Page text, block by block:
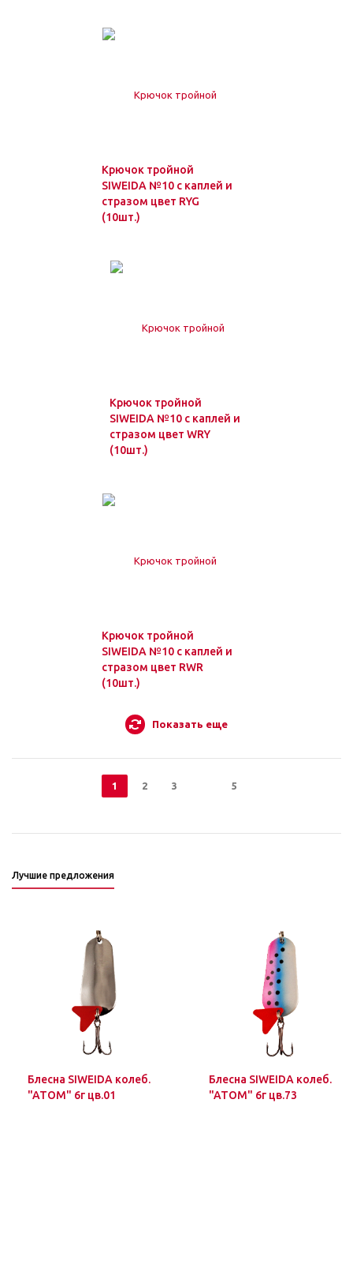
Крючок тройной
SIWEIDA №10 с каплей и
стразом цвет RYG
(10шт.)
Крючок тройной
SIWEIDA №10 с каплей и
стразом цвет WRY
(10шт.)
Крючок тройной
SIWEIDA №10 с каплей и
стразом цвет RWR
(10шт.)
Показать еще
1 2 3 5
Лучшие предложения
Блесна SIWEIDA колеб.
"ATOM" 6г цв.01
Блесна SIWEIDA колеб.
"ATOM" 6г цв.73